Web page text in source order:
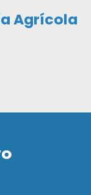
Agrícola